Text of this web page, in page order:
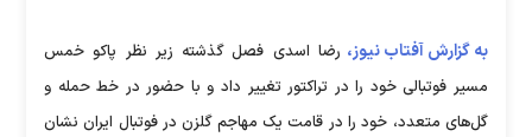
به گزارش آفتاب نیوز، رضا اسدی فصل گذشته زیر نظر پاکو خمس
مسیر فوتبالی خود را در تراکتور تغییر داد و با حضور در خط حمله و
گل‌های متعدد، خود را در قامت یک مهاجم گلزن در فوتبال ایران نشان